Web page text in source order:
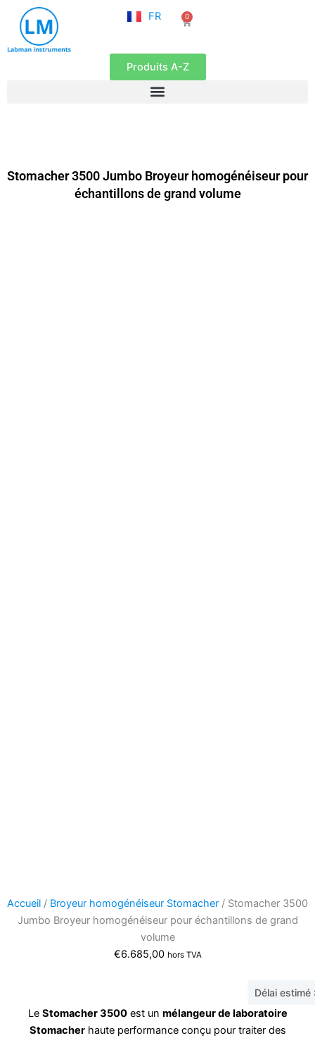
contenu
FR
EN
0
Panier
Produits A-Z
Stomacher 3500 Jumbo Broyeur homogénéiseur pour
échantillons de grand volume
Accueil / Broyeur homogénéiseur Stomacher / Stomacher 3500
Jumbo Broyeur homogénéiseur pour échantillons de grand
volume
€6.685,00 hors TVA
Délai
Le Stomacher 3500est un mélangeur de laboratoire
Stomacherhaute performance conçu pour traiter des